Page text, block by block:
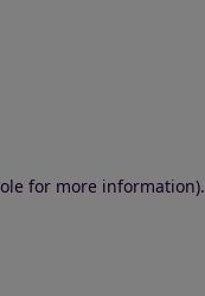
for more information).